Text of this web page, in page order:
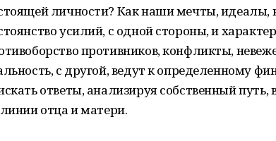
личности? Как наши мечты, идеалы,
усилий, с одной стороны, и
противников, конфликты,
с другой, ведут к определенному
ответы, анализируя собственный путь,
отца и матери.